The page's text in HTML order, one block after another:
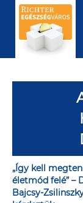
„Így kell
életmód felé” –
Bajcsy-